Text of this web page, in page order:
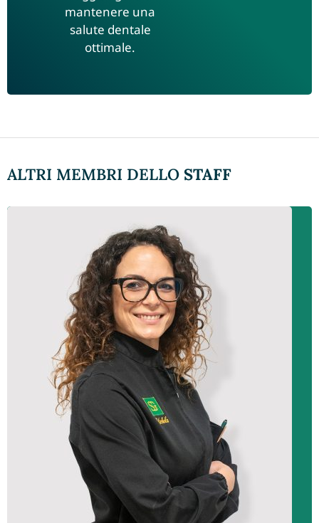
mantenere una
salute dentale
ottimale.
ALTRI MEMBRI DELLO STAFF